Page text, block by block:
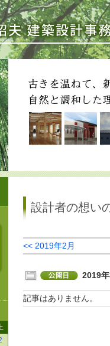
設計者の想い
<< 2019年2月
2019年
記事はありません。